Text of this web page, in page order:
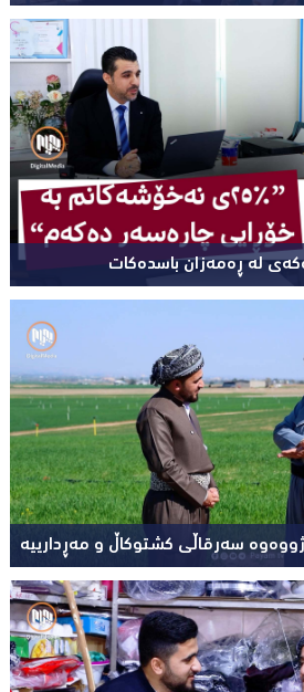
لە ڕەمەزان باسدەکات
سەرقاڵی کشتوکاڵ و مەڕدارییە